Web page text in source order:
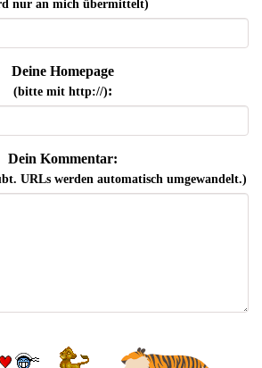
nur an mich übermittelt)
Deine Homepage
(bitte mit http://):
Dein Kommentar:
URLs werden automatisch umgewandelt.)